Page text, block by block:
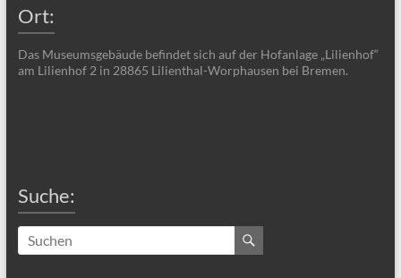
Ort:
Das Museumsgebäude befindet sich auf der Hofanlage „Lilienhof“
am Lilienhof 2 in 28865 Lilienthal-Worphausen bei Bremen.
Suche: